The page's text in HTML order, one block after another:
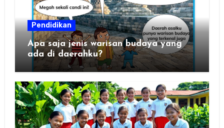
Pendidikan
Apa saja jenis warisan budaya yang
ada di daerahku?